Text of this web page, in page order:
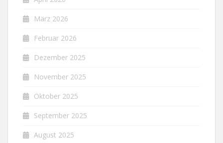
März 2026
Februar 2026
Dezember 2025
November 2025
Oktober 2025
September 2025
August 2025